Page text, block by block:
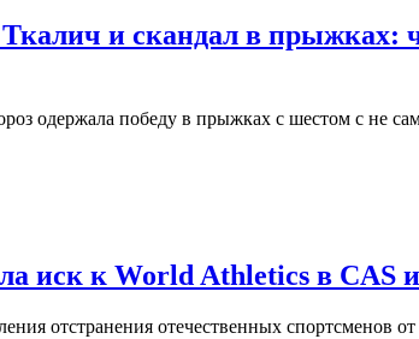
и скандал в прыжках:
одержала победу в прыжках с шестом с не
иск к World Athletics в CAS
отстранения отечественных спортсменов